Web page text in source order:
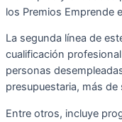
los Premios Emprende
La segunda línea de
cualificación
personas
presupuestaria, más
Entre otros, incluye